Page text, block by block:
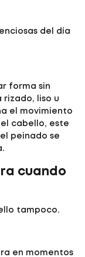
del día
forma sin
rizado, liso u
el movimiento
cabello, este
peinado se
cuando
tampoco.
en momentos